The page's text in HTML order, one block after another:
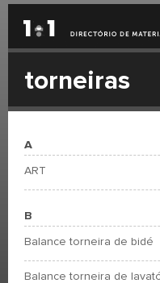
torneiras
A
ART
B
Balance torneira de bidé
Balance torneira de